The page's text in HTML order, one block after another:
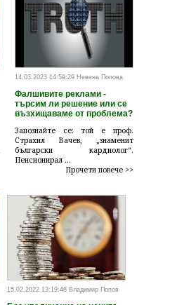
14.03.2023 14:59:29 Невена Попова
Фалшивите реклами -
търсим ли решение или се
възхищаваме от проблема?
Запознайте се: той е проф.
Страхил Вачев, „знаменит
български кардиолог“.
Пенсионирал ...
Прочети повече >>
15.02.2022 13:19:48 Владимир Попов